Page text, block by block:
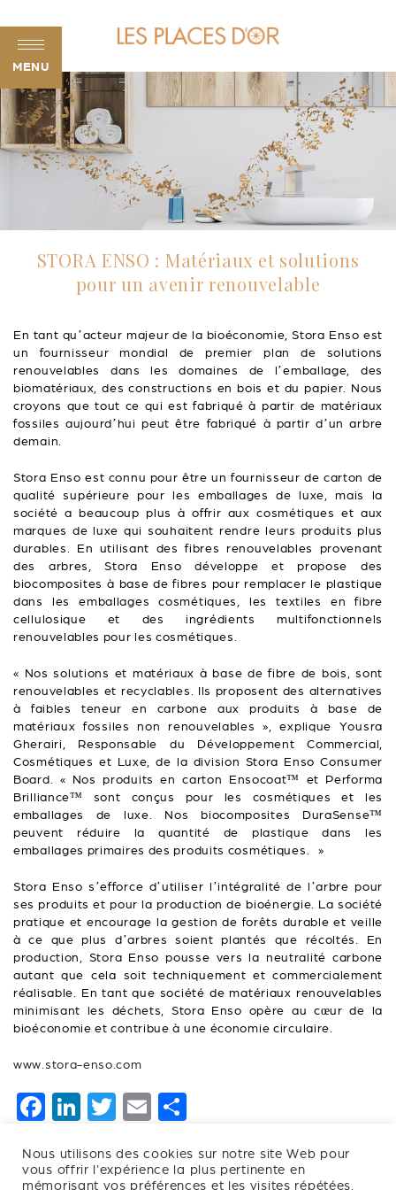
MENU
STORA ENSO : Matériaux et solutions
pour un avenir renouvelable
En tant qu’acteur majeur de la bioéconomie, Stora Enso est
un fournisseur mondial de premier plan de solutions
renouvelables dans les domaines de l’emballage, des
biomatériaux, des constructions en bois et du papier. Nous
croyons que tout ce qui est fabriqué à partir de matériaux
fossiles aujourd’hui peut être fabriqué à partir d’un arbre
demain.
Stora Enso est connu pour être un fournisseur de carton de
qualité supérieure pour les emballages de luxe, mais la
société a beaucoup plus à offrir aux cosmétiques et aux
marques de luxe qui souhaitent rendre leurs produits plus
durables. En utilisant des fibres renouvelables provenant
des arbres, Stora Enso développe et propose des
biocomposites à base de fibres pour remplacer le plastique
dans les emballages cosmétiques, les textiles en fibre
cellulosique et des ingrédients multifonctionnels
renouvelables pour les cosmétiques.
« Nos solutions et matériaux à base de fibre de bois, sont
renouvelables et recyclables. Ils proposent des alternatives
à faibles teneur en carbone aux produits à base de
matériaux fossiles non renouvelables », explique Yousra
Gherairi, Responsable du Développement Commercial,
Cosmétiques et Luxe, de la division Stora Enso Consumer
Board. « Nos produits en carton Ensocoat™ et Performa
Brilliance™ sont conçus pour les cosmétiques et les
emballages de luxe. Nos biocomposites DuraSense™
peuvent réduire la quantité de plastique dans les
emballages primaires des produits cosmétiques. »
Stora Enso s’efforce d’utiliser l’intégralité de l’arbre pour
ses produits et pour la production de bioénergie. La société
pratique et encourage la gestion de forêts durable et veille
à ce que plus d’arbres soient plantés que récoltés. En
production, Stora Enso pousse vers la neutralité carbone
autant que cela soit techniquement et commercialement
réalisable. En tant que société de matériaux renouvelables
minimisant les déchets, Stora Enso opère au cœur de la
bioéconomie et contribue à une économie circulaire.
www.stora-enso.com
F
c
Li
k
T
tt
E
ai ta
Nous utilisons des cookies sur notre site Web pour
vous offrir l'expérience la plus pertinente en
mémorisant vos préférences et les visites répétées.